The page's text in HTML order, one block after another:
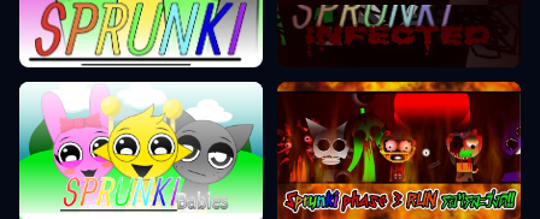
مرحلة Sprunki 1
مرحلة Sprunki 2